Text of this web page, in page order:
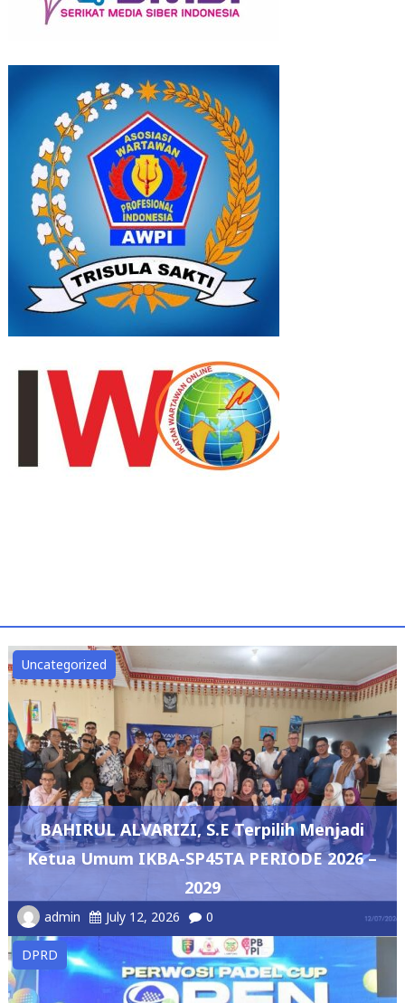
BAHIRUL ALVARIZI, S.E Terpilih Menjadi
Ketua Umum IKBA-SP45TA PERIODE 2026 –
2029
admin July 12, 2026 0
DPRD